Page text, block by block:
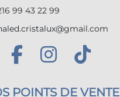
99 43 22 99
POINTS DE VENTE